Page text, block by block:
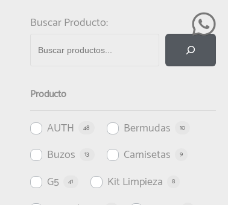
Buscar Producto:
Producto
AUTH 48 Bermudas 10
Buzos 13 Camisetas 9
G5 41 Kit Limpieza 8